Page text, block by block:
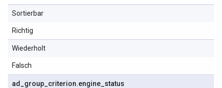
Sortierbar
Richtig
Wiederholt
Falsch
ad group criterion.engine status